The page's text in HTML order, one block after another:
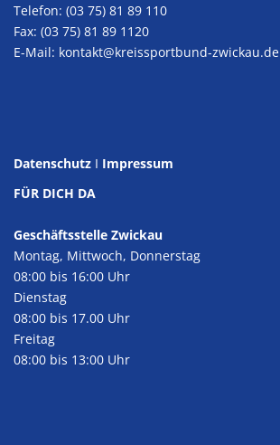
Telefon: (03 75) 81 89 110
Fax: (03 75) 81 89 1120
E-Mail: kontakt@kreissportbund-zwickau.de
Datenschutz I Impressum
FÜR DICH DA
Geschäftsstelle Zwickau
Montag, Mittwoch, Donnerstag
08:00 bis 16:00 Uhr
Dienstag
08:00 bis 17.00 Uhr
Freitag
08:00 bis 13:00 Uhr